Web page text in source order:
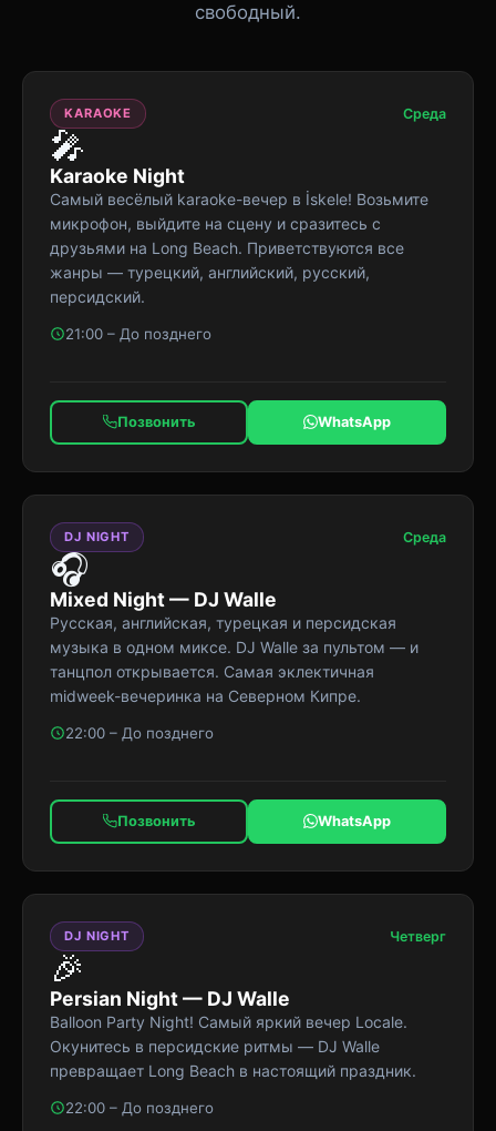
свободный.
KARAOKE Среда
🎤
Karaoke Night
Самый весёлый karaoke-вечер в İskele! Возьмите
микрофон, выйдите на сцену и сразитесь с
друзьями на Long Beach. Приветствуются все
жанры — турецкий, английский, русский,
персидский.
21:00 – До позднего
Позвонить WhatsApp
DJ NIGHT Среда
🎧
Mixed Night — DJ Walle
Русская, английская, турецкая и персидская
музыка в одном миксе. DJ Walle за пультом — и
танцпол открывается. Самая эклектичная
midweek-вечеринка на Северном Кипре.
22:00 – До позднего
Позвонить WhatsApp
DJ NIGHT Четверг
🎉
Persian Night — DJ Walle
Balloon Party Night! Самый яркий вечер Locale.
Окунитесь в персидские ритмы — DJ Walle
превращает Long Beach в настоящий праздник.
22:00 – До позднего